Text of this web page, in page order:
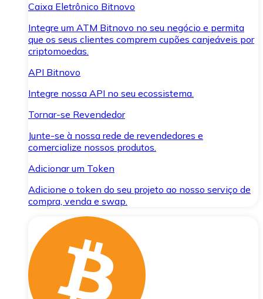
Caixa Eletrônico Bitnovo
Integre um ATM Bitnovo no seu negócio e permita
que os seus clientes comprem cupões canjeáveis por
criptomoedas.
API Bitnovo
Integre nossa API no seu ecossistema.
Tornar-se Revendedor
Junte-se à nossa rede de revendedores e
comercialize nossos produtos.
Adicionar um Token
Adicione o token do seu projeto ao nosso serviço de
compra, venda e swap.